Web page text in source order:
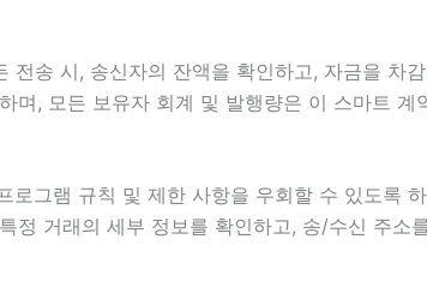
송 시, 송신자의 잔액을 확인하고, 자금을 차
며, 모든 보유자 회계 및 발행량은 이 스마트 계
그램 규칙 및 제한 사항을 우회할 수 있도록
정 거래의 세부 정보를 확인하고, 송/수신 주소